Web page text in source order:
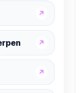
↗
↗
↗